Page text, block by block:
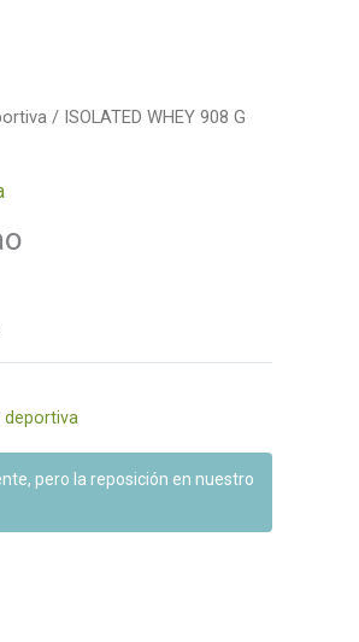
/ ISOLATED WHEY 908 G
deportiva
pero la reposición en nuestro